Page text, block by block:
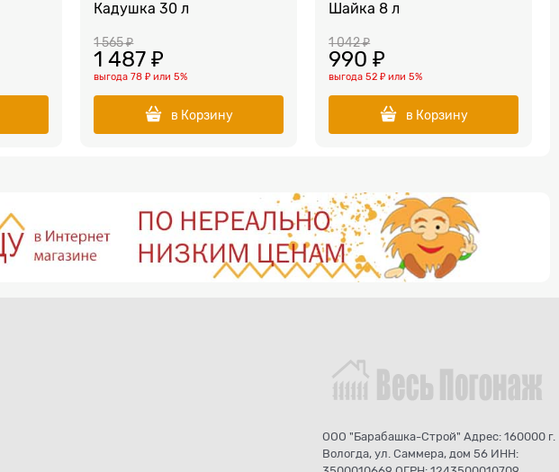
Кадушка 30 л
1 565 ₽
1 487 ₽
выгода78 ₽ или5%
в Корзину
Шайка 8 л
1 042 ₽
990 ₽
выгода52 ₽ или5%
в Корзину
ООО "Барабашка-Строй" Адрес: 160000 г.
Вологда, ул. Саммера, дом 56 ИНН: